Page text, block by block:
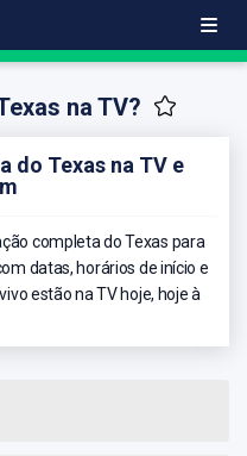
na TV?
do Texas na TV e
completa do Texas para
datas, horários de início e
estão na TV hoje, hoje à